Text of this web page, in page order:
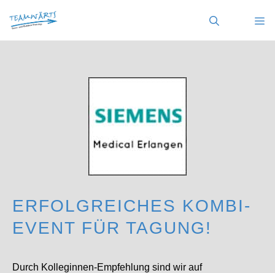
Inhalt
springen
ERFOLGREICHES KOMBI-
EVENT FÜR TAGUNG!
Durch Kolleginnen-Empfehlung sind wir auf